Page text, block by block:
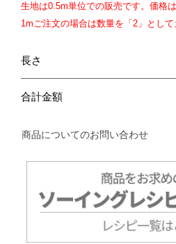
生地は0.5m単位での販売です。価格は
1mご注文の場合は数量を「2」として
長さ
合計金額
商品についてのお問い合わせ